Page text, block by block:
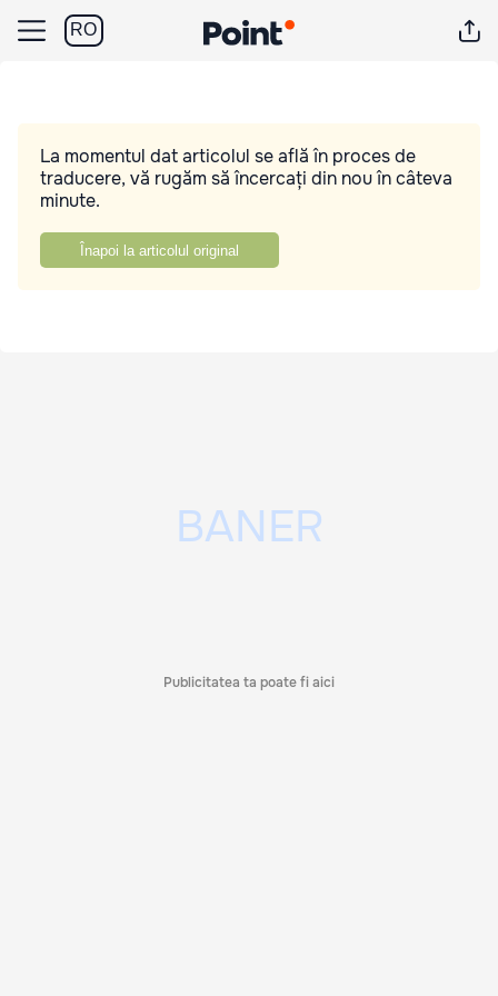
RO
La momentul dat articolul se află în proces de
traducere, vă rugăm să încercați din nou în câteva
minute.
Înapoi la articolul original
Publicitatea ta poate fi aici